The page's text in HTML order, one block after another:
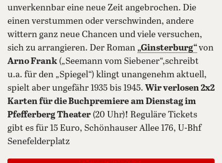
unverkennbar eine neue Zeit angebrochen. Die
einen verstummen oder verschwinden, andere
wittern ganz neue Chancen und viele versuchen,
sich zu arrangieren. Der Roman „Ginsterburg“von
Arno Frank(„Seemann vom Siebener“,schreibt
u.a. für den „Spiegel“) klingt unangenehm aktuell,
spielt aber ungefähr 1935 bis 1945. Wir verlosen 2x2
Karten für die Buchpremiere am Dienstag im
Pfefferberg Theater (20 Uhr)! Reguläre Tickets
gibt es für 15 Euro, Schönhauser Allee 176, U-Bhf
Senefelderplatz